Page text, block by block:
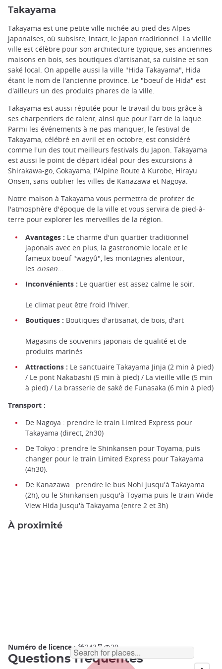
Takayama
Takayama est une petite ville nichée au pied des Alpes
japonaises, où subsiste, intact, le Japon traditionnel. La vieille
ville est célèbre pour son architecture typique, ses anciennes
maisons en bois, ses boutiques d'artisanat, sa cuisine et son
saké local. On appelle aussi la ville "Hida Takayama", Hida
étant le nom de l'ancienne province. Le "boeuf de Hida" est
d'ailleurs un des produits phares de la ville.
Takayama est aussi réputée pour le travail du bois grâce à
ses charpentiers de talent, ainsi que pour l'art de la laque.
Parmi les événements à ne pas manquer, le festival de
Takayama, célébré en avril et en octobre, est considéré
comme l'un des tout meilleurs festivals du Japon. Takayama
est aussi le point de départ idéal pour des excursions à
Shirakawa-go, Gokayama, l'Alpine Route à Kurobe, Hirayu
Onsen, sans oublier les villes de Kanazawa et Nagoya.
Notre maison à Takayama vous permettra de profiter de
l'atmosphère d'époque de la ville et vous servira de pied-à-
terre pour explorer les merveilles de la région.
Avantages : Le charme d'un quartier traditionnel
japonais avec en plus, la gastronomie locale et le
fameux boeuf "wagyû", les montagnes alentour,
les onsen
Inconvénients : Le quartier est assez calme le soir.
Le climat peut être froid l'hiver.
Boutiques : Boutiques d'artisanat, de bois, d'art
Magasins de souvenirs japonais de qualité et de
produits marinés
Attractions : Le sanctuaire Takayama Jinja (2 min à pied)
/ Le pont Nakabashi (5 min à pied) / La vieille ville (5 min
à pied) / La brasserie de saké de Funasaka (6 min à pied)
Transport :
De Nagoya : prendre le train Limited Express pour
Takayama (direct, 2h30)
De Tokyo : prendre le Shinkansen pour Toyama, puis
changer pour le train Limited Express pour Takayama
(4h30).
De Kanazawa : prendre le bus Nohi jusqu'à Takayama
(2h), ou le Shinkansen jusqu'à Toyama puis le train Wide
View Hida jusqu'à Takayama (entre 2 et 3h)
À proximité
Numéro de licence: 第243号の29
Questions fréquentes